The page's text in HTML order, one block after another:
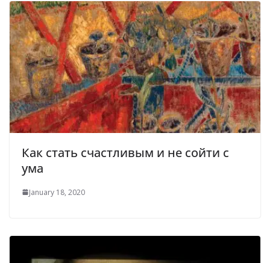
Как стать счастливым и не сойти с
ума
January 18, 2020